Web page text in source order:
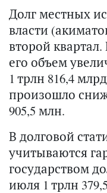
Долг местных
власти
второй
его объем
1 трлн 816,4
произошло
905,5 млн.
В долговой
учитываются
государством
июля 1 трлн